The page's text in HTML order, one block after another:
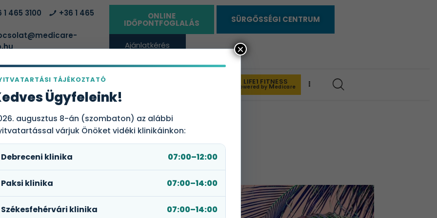
465 3100
+36 1 465
ONLINE
IDŐPONTFOGLALÁS SÜRGŐSSÉGI CENTRUM
Ajánlatkérés
vállalatoknak
EGÉSZSÉGBIZTOSÍTÁSI CSOMAGOK LIFE1 FITNESS
powered by Medicare
Optikánál
TÁJÉKOZTATÓ
Ügyfeleink!
augusztus 8-án (szombaton) az alábbi
várjuk Önöket vidéki klinikáinkon:
Debreceni klinika 07:00–12:00
Paksi klinika 07:00–14:00
Székesfehérvári klinika 07:00–14:00
×